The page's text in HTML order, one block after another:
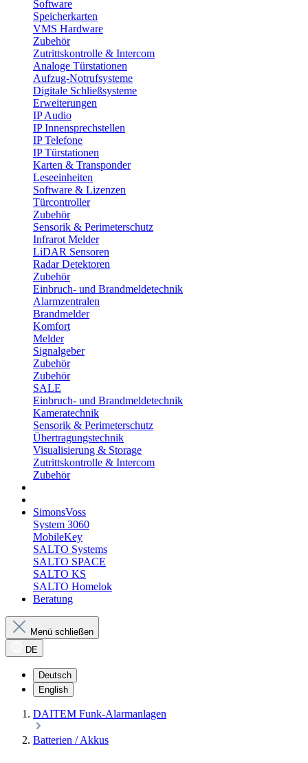
Software
Speicherkarten
VMS Hardware
Zubehör
Zutrittskontrolle & Intercom
Analoge Türstationen
Aufzug-Notrufsysteme
Digitale Schließsysteme
Erweiterungen
IP Audio
IP Innensprechstellen
IP Telefone
IP Türstationen
Karten & Transponder
Leseeinheiten
Software & Lizenzen
Türcontroller
Zubehör
Sensorik & Perimeterschutz
Infrarot Melder
LiDAR Sensoren
Radar Detektoren
Zubehör
Einbruch- und Brandmeldetechnik
Alarmzentralen
Brandmelder
Komfort
Melder
Signalgeber
Zubehör
Zubehör
SALE
Einbruch- und Brandmeldetechnik
Kameratechnik
Sensorik & Perimeterschutz
Übertragungstechnik
Visualisierung & Storage
Zutrittskontrolle & Intercom
Zubehör
SimonsVoss
System 3060
MobileKey
SALTO Systems
SALTO SPACE
SALTO KS
SALTO Homelok
Beratung
Menü schließen
DE
Deutsch
English
DAITEM Funk-Alarmanlagen
Batterien / Akkus